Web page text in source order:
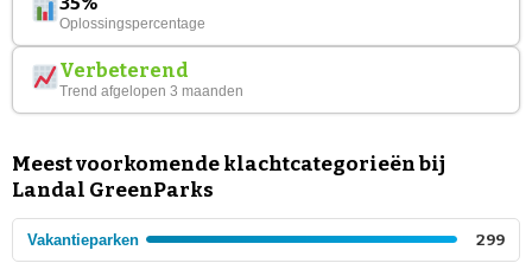
Oplossingspercentage
Verbeterend
Trend afgelopen 3 maanden
Meest voorkomende klachtcategorieën bij
Landal GreenParks
Vakantieparken 299